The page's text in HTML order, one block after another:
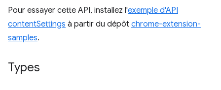
Pour essayer cette API, installez l'exemple d'API
contentSettings à partir du dépôt chrome-extension-
samples.
Types